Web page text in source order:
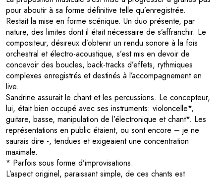
pour aboutir à sa forme définitive telle qu’enregistrée.
Restait la mise en forme scénique. Un duo présente, par
nature, des limites dont il était nécessaire de s’affranchir. Le
compositeur, désireux d’obtenir un rendu sonore à la fois
orchestral et électro-acoustique, s’est mis en devoir de
concevoir des boucles, back-tracks d’effets, rythmiques
complexes enregistrés et destinés à l’accompagnement en
live.
Sandrine assurait le chant et les percussions. Le concepteur,
lui, était bien occupé avec ses instruments: violoncelle*,
guitare, basse, manipulation de l’électronique et chant*. Les
représentations en public étaient, ou sont encore – je ne
saurais dire -, tendues et exigeaient une concentration
maximale.
* Parfois sous forme d’improvisations.
L’aspect originel, paraissant simple, de ces chants est